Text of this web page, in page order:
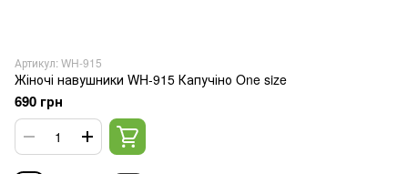
Артикул: WH-915
Жіночі навушники WH-915 Капучіно One size
690 грн